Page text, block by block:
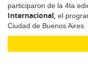
participaron de la 4ta
Internacional, el
Ciudad de Buenos Aires.